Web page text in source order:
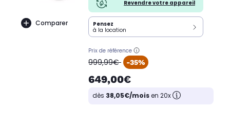
Comparer
Revendre votre appareil
Pensez
à la location
Prix de référence
oldPrice
999,99€ -35%
649,00€
dès 38,05€/moisen 20x